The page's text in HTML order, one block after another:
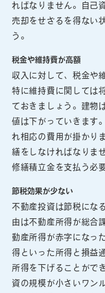
ればなりません。自己
売却をせざるを得ない
う。
税金や維持費が高額
収入に対して、税金や
特に維持費に関しては
ておきましょう。建物
値は下がっていきます
れ相応の費用が掛かり
繕をしなければなりま
修繕積立金を支払う必
節税効果が少ない
不動産投資は節税にな
由は不動産所得が総合
動産所得が赤字になっ
得といった所得と損益
所得を下げることがで
資の規模が小さいワン